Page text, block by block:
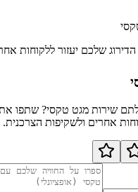
שלכם יעזור ללקוחות
שירות מגט טקסי? שתפו
אחרים ולשקיפות הצרכנית.